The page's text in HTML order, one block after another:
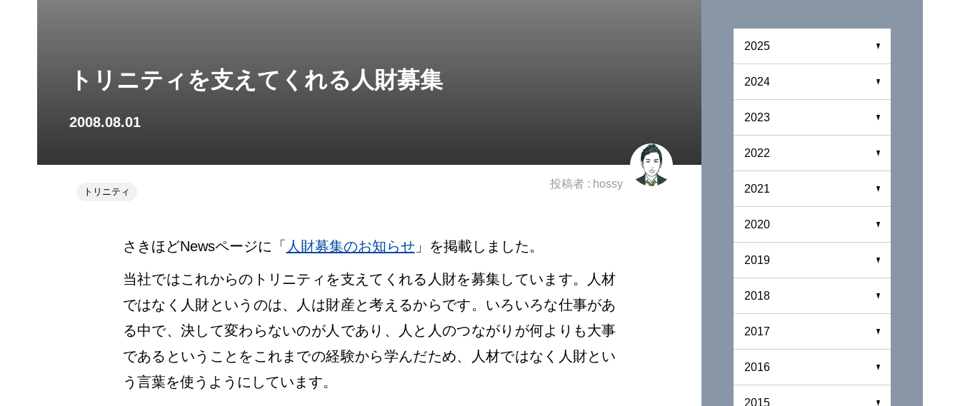
トリニティを支えてくれる人財募集
2008.08.01
投稿者 : hossy
トリニティ
さきほどNewsページに「 人財募集のお知らせ」を掲載しました。
当社ではこれからのトリニティを支えてくれる人財を募集しています。人材
ではなく人財というのは、人は財産と考えるからです。いろいろな仕事があ
る中で、決して変わらないのが人であり、人と人のつながりが何よりも大事
であるということをこれまでの経験から学んだため、人材ではなく人財とい
う言葉を使うようにしています。
2025
2024
2023
2022
2021
2020
2019
2018
2017
2016
2015